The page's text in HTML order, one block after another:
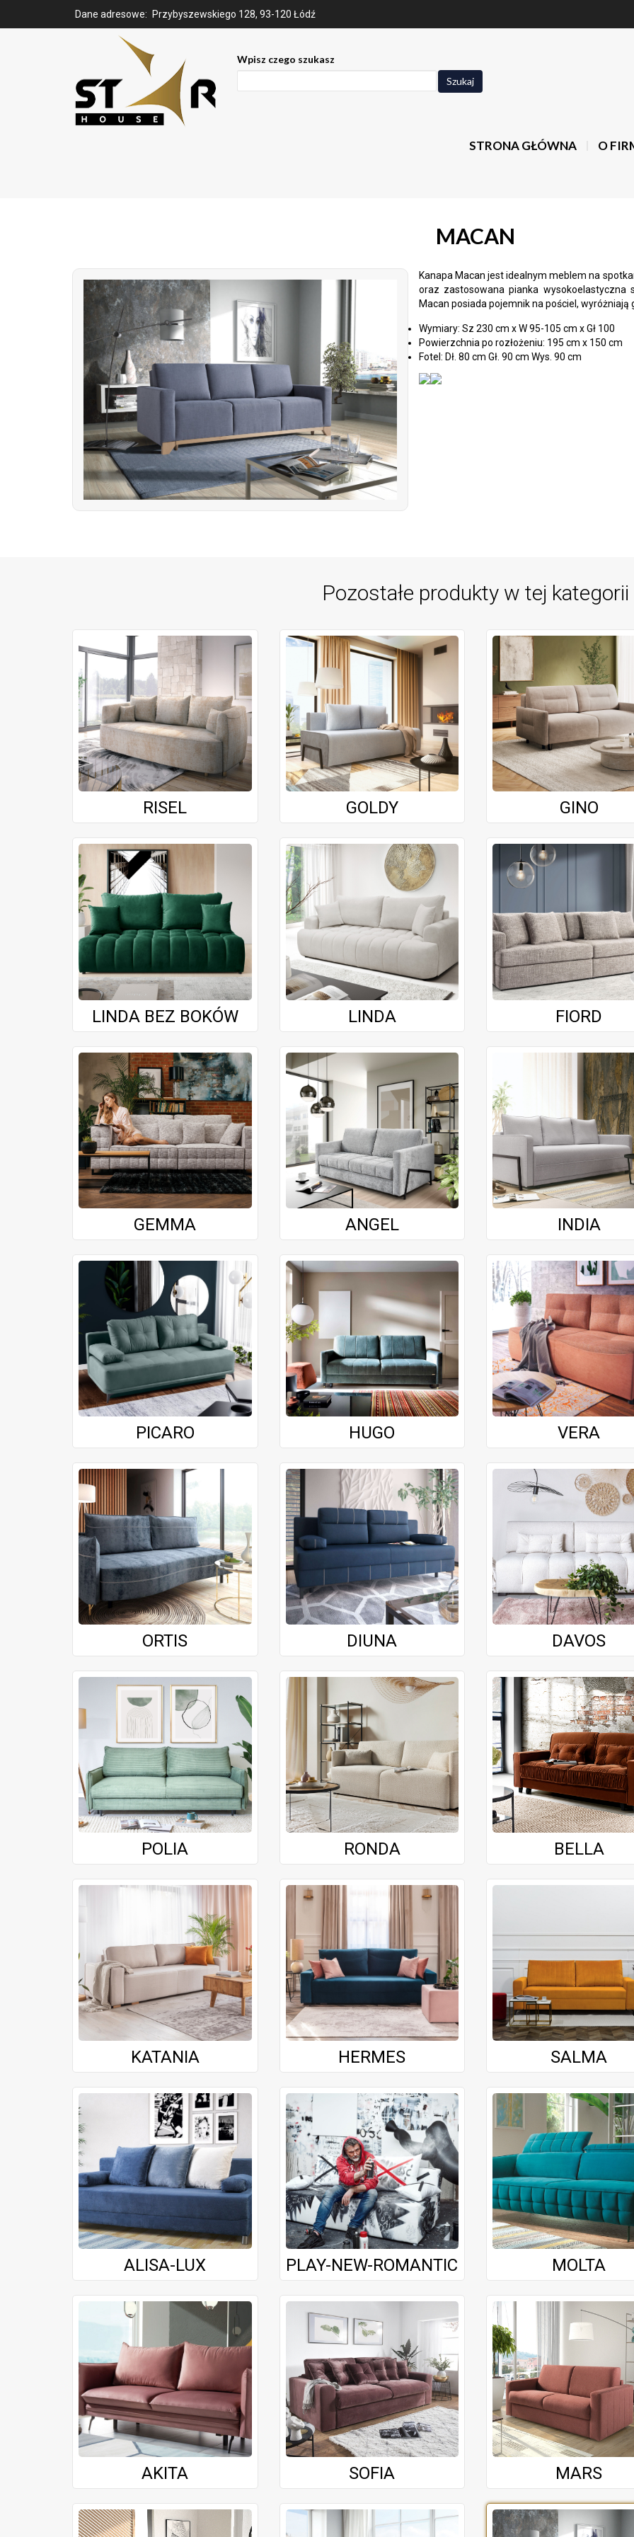
Dane adresowe: Przybyszewskiego 128, 93-120 Łódź
Wpisz czego szukasz
Szukaj
STRONA GŁÓWNA O
MACAN
Kanapa Macan jest idealnym meblem na
oraz zastosowana pianka
Macan posiada pojemnik na pościel, wyróżniają
Wymiary: Sz 230 cm x W 95-105 cm x Gł 100
Powierzchnia po rozłożeniu: 195 cm x 150 cm
Fotel: Dł. 80 cm Gł. 90 cm Wys. 90 cm
Pozostałe produkty w tej kategorii
RISEL GOLDY GINO
LINDA BEZ BOKÓW LINDA FIORD
GEMMA ANGEL INDIA
PICARO HUGO VERA
ORTIS DIUNA DAVOS
POLIA RONDA BELLA
KATANIA HERMES SALMA
ALISA-LUX PLAY-NEW-ROMANTIC MOLTA
AKITA SOFIA MARS